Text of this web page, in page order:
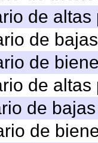
de
de
de
de
de
de